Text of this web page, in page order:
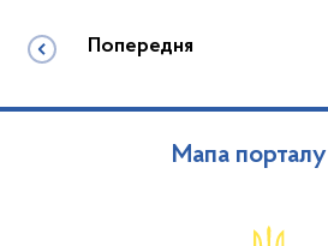
Попередня
Мапа порталу